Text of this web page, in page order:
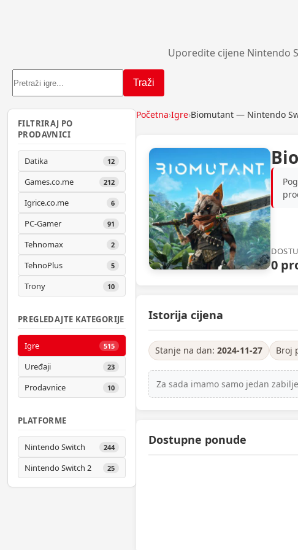
Uporedite cijene Nintendo
Traži
FILTRIRAJ PO
PRODAVNICI
Datika 12
Games.co.me 212
Igrice.co.me 6
PC-Gamer 91
Tehnomax 2
TehnoPlus 5
Trony 10
PREGLEDAJTE KATEGORIJE
Igre 515
Uređaji 23
Prodavnice 10
PLATFORME
Nintendo Switch 244
Nintendo Switch 2 25
Početna›Igre›Biomutant — Nintendo
0
Istorija cijena
Stanje na dan: 2024-11-27 Broj
Za sada imamo samo jedan
Dostupne ponude